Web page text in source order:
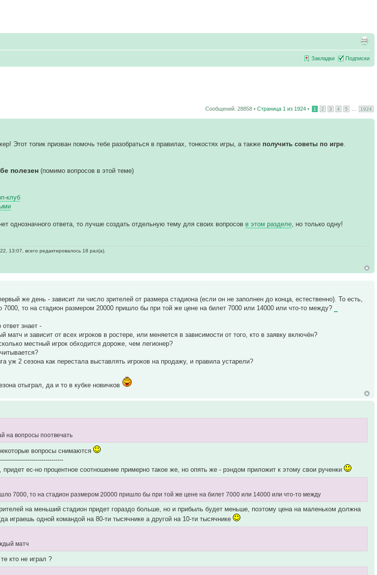
Закладки Подписки
Сообщений: 28858 • Страница 1 из 1924 • 1 2 3 4 5 1924
Этот топик призван помочь тебе разобраться в правилах, тонкостях игры, а также получить советы по игре
полезен (помимо вопросов в этой теме)
клуб
однозначного ответа, то лучше создать отдельную тему для своих вопросов в этом разделе , но только одну!
13:07, всего редактировалось 18 раз(а).
же день - зависит ли число зрителей от размера стадиона (если он не заполнен до конца, естественно). То есть,
то на стадион размером 20000 пришло бы при той же цене на билет 7000 или 14000 или что-то между?
знает -
и зависит от всех игроков в ростере, или меняется в зависимости от того, кто в заявку включён?
местный игрок обходится дороже, чем легионер?
уж 2 сезона как перестала выставлять игроков на продажу, и правила устарели?
отыграл, да и то в кубке новичков
на вопросы поотвечать
вопросы снимаются
ес-но процентное соотношение примерно такое же, но опять же - рэндом приложит к этому свои рученки
7000, то на стадион размером 20000 пришло бы при той же цене на билет 7000 или 14000 или что-то между
на меньший стадион придет гораздо больше, но и прибыль будет меньше, поэтому цена на маленьком должна
играешь одной командой на 80-ти тысячнике а другой на 10-ти тысячнике
матч
кто не играл ?